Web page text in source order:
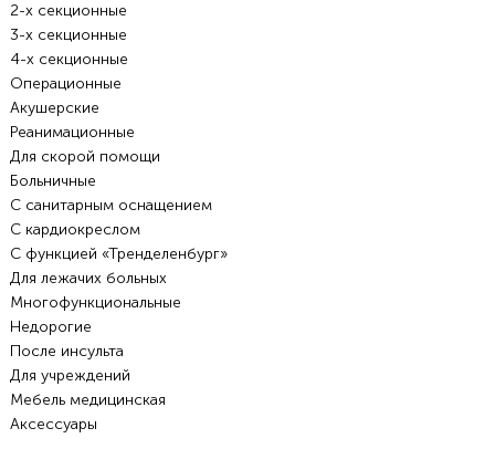
2-х секционные
3-х секционные
4-х секционные
Операционные
Акушерские
Реанимационные
Для скорой помощи
Больничные
С санитарным оснащением
С кардиокреслом
С функцией «Тренделенбург»
Для лежачих больных
Многофункциональные
Недорогие
После инсульта
Для учреждений
Мебель медицинская
Аксессуары